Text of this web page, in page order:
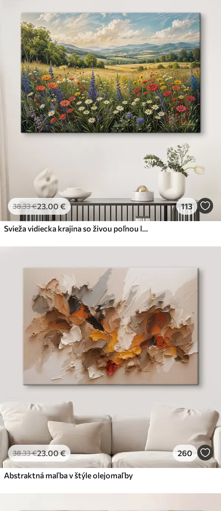
38.33€23.00 € 113
Svieža vidiecka krajina so živou poľnou lúkou plnou farebných kvetov pod zamračenou oblohou
38.33€23.00€ 260
Abstraktná maľba v štýle olejomaľby